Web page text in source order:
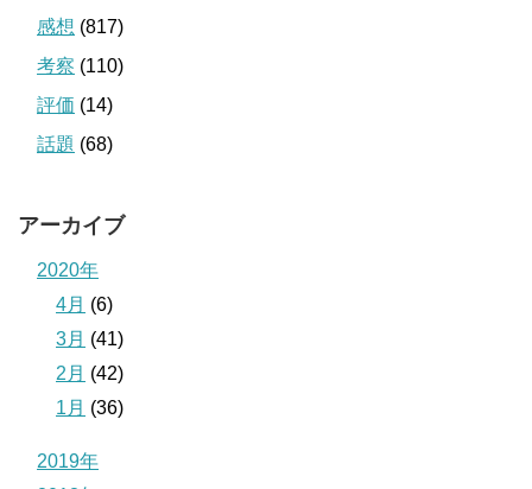
感想 (817)
考察 (110)
評価 (14)
話題 (68)
アーカイブ
2020年
4月 (6)
3月 (41)
2月 (42)
1月 (36)
2019年